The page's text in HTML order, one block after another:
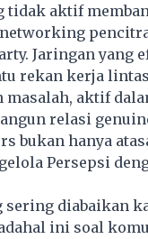
tidak aktif
Jaringan yang
rekan kerja
masalah, aktif
relasi
bukan hanya
Persepsi
diabaikan
ini soal